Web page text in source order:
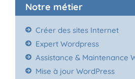
Notre métier
Créer des sites Internet
Expert Wordpress
Assistance & Maintenance
Mise à jour WordPress